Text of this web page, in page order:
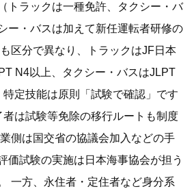
トラックは一種免許、タクシー・バ
ー・バスは加えて新任運転者研修の
区分で異なり、トラックはJF日本
N4以上、タクシー・バスはJLPT
定技能は原則「試験で確認」です
は試験等免除の移行ルートも制度
側は国交省の協議会加入などの手
価試験の実施は日本海事協会が担う
一方、永住者・定住者など身分系